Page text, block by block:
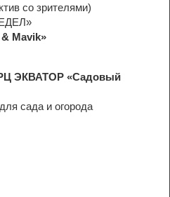
со зрителями)
Mavik»
ЭКВАТОР «Садовый
сада и огорода